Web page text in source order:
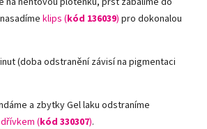
klips (kód 136039) pro dokonalou
(doba odstranění závisí na pigmentaci
a zbytky Gel laku odstraníme
(kód 330307).